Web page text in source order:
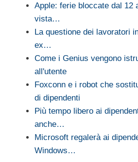
Apple: ferie bloccate dal 12
vista…
La questione dei lavoratori
ex…
Come i Genius vengono
all'utente
Foxconn e i robot che
di dipendenti
Più tempo libero ai
anche…
Microsoft regalerà ai
Windows…